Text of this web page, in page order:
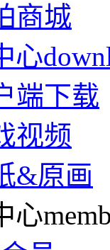
商城
心
端下载
视频
&原画
心